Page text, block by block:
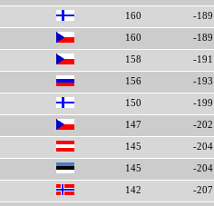
160 -189
160 -189
158 -191
156 -193
150 -199
147 -202
145 -204
145 -204
142 -207